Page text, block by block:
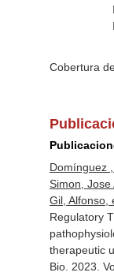
Cobertura
Domínguez
Simon, Jose
Gil, Alfonso,
Regulatory
therapeutic
Bio. 2023.